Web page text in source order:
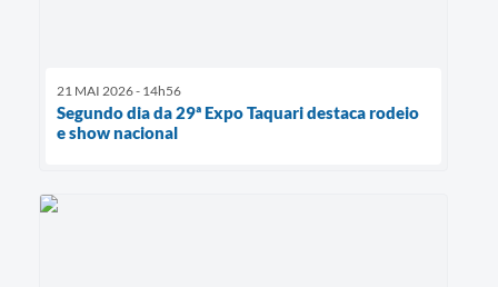
21 MAI 2026 - 14h56
Segundo dia da 29ª Expo Taquari destaca rodeio
e show nacional